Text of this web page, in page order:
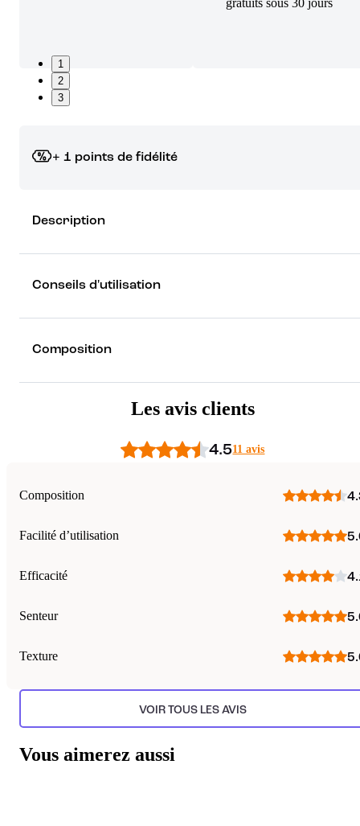
1
2
3
+ 1 points de fidélité
rêver !
Découvrez les récompenses
Description
Conseils d'utilisation
Composition
Les avis clients
4.511 avis
Composition
Facilité d’utilisation
Efficacité
Senteur
Texture
VOIR TOUS LES AVIS
Vous aimerez aussi